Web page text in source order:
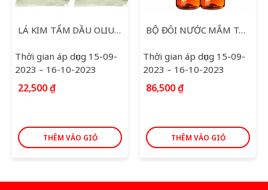
LÁ KIM TẨM DẦU OLIU O’FOOD 2 GÓI * 5 G
Thời gian áp dụng 15-09-
2023 – 16-10-2023
22,500₫
THÊM VÀO GIỎ
BỘ ĐÔI NƯỚC MẮM THÁI LONG 750ML
Thời gian áp dụng 15-09-
2023 – 16-10-2023
86,500₫
THÊM VÀO GIỎ